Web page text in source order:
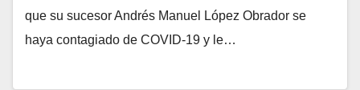
que su sucesor Andrés Manuel López Obrador se
haya contagiado de COVID-19 y le…